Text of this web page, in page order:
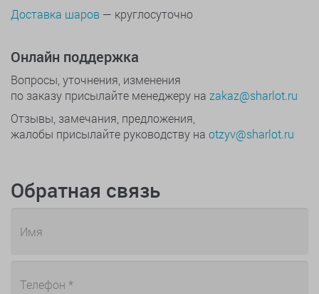
Доставка шаров — круглосуточно
Онлайн поддержка
Вопросы, уточнения, изменения
по заказу присылайте менеджеру на zakaz@sharlot.ru
Отзывы, замечания, предложения,
жалобы присылайте руководству на otzyv@sharlot.ru
Обратная связь